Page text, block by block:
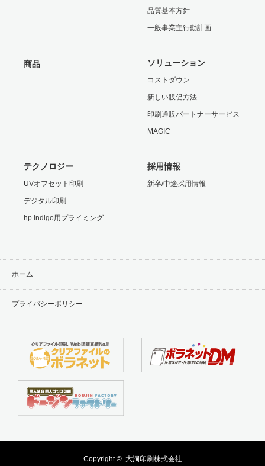
品質基本方針
一般事業主行動計画
商品 ソリューション
コストダウン
新しい販促方法
印刷通販パートナーサービス
MAGIC
テクノロジー
UVオフセット印刷
デジタル印刷
hp indigo用プライミング
採用情報
新卒/中途採用情報
ホーム
プライバシーポリシー
Copyright © 大洞印刷株式会社